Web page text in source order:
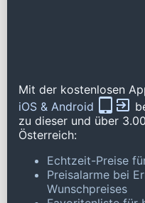
Mit der kostenlosen
iOS & Android
zu dieser und über
Österreich:
Echtzeit-Preise
Preisalarme bei
Wunschpreises